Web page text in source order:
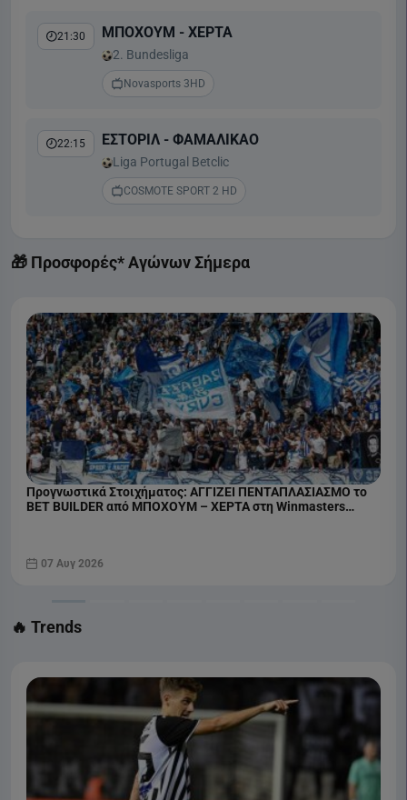
21:30 ΜΠΟΧΟΥΜ - ΧΕΡΤΑ
2. Bundesliga
Novasports 3HD
22:15 ΕΣΤΟΡΙΛ - ΦΑΜΑΛΙΚΑΟ
Liga Portugal Betclic
COSMOTE SPORT 2 HD
🎁 Προσφορές* Αγώνων Σήμερα
Προγνωστικά Στοιχήματος: ΑΓΓΙΖΕΙ ΠΕΝΤΑΠΛΑΣΙΑΣΜΟ το
BET BUILDER από ΜΠΟΧΟΥΜ – ΧΕΡΤΑ στη Winmasters
07 Αυγ 2026
🔥 Trends